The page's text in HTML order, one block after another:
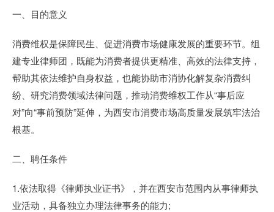
一、目的意义
消费维权是保障民生、促进消费市场健康发展的重要环节。组
建专业律师团，既能为消费者提供更精准、高效的法律支持，
帮助其依法维护自身权益，也能协助市消协化解复杂消费纠
纷、研究消费领域法律问题，推动消费维权工作从“事后应
对”向“事前预防”延伸，为西安市消费市场高质量发展筑牢法治
根基。
二、聘任条件
1.依法取得《律师执业证书》，并在西安市范围内从事律师执
业活动，具备独立办理法律事务的能力;